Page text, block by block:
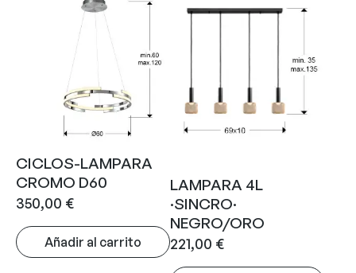
CICLOS-LAMPARA
CROMO D60
350,00 €
Añadir al carrito
LAMPARA 4L
·SINCRO·
NEGRO/ORO
221,00 €